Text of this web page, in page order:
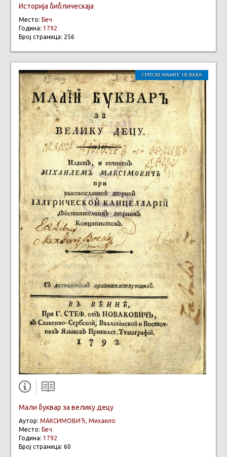
Историја библическаја
Место: Беч
Година: 1792
Број страница: 256
СРПСКЕ КЊИГЕ 18. ВЕКА
Мали буквар за велику децу
Аутор: МАКСИМОВИЋ, Михаило
Место: Беч
Година: 1792
Број страница: 60